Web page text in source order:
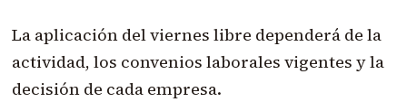
La aplicación del viernes libre dependerá de la
actividad, los convenios laborales vigentes y la
decisión de cada empresa.